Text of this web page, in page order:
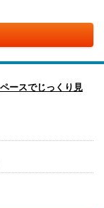
ースでじっくり見